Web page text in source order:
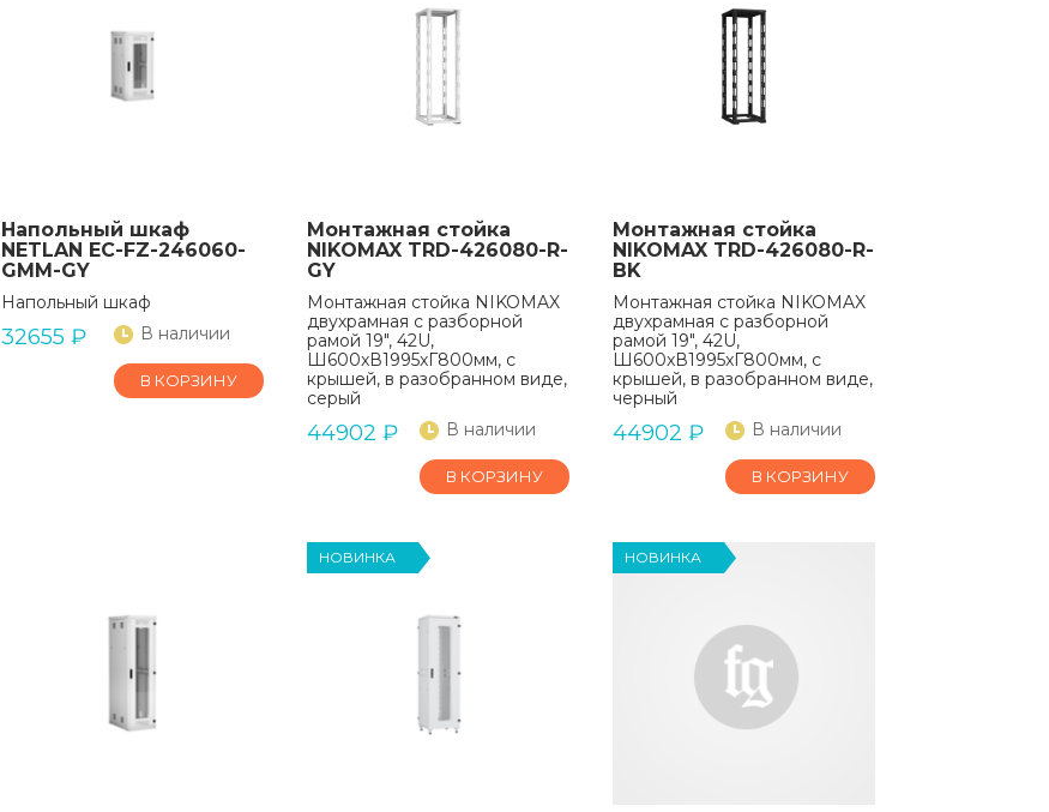
Напольный шкаф
NETLAN EC-FZ-246060-
GMM-GY
Напольный шкаф
32655 ₽ В наличии
В КОРЗИНУ
Монтажная стойка
NIKOMAX TRD-426080-R-
GY
Монтажная стойка NIKOMAX
двухрамная с разборной
рамой 19", 42U,
Ш600xВ1995xГ800мм, с
крышей, в разобранном виде,
серый
44902 ₽ В наличии
В КОРЗИНУ
Монтажная стойка
NIKOMAX TRD-426080-R-
BK
Монтажная стойка NIKOMAX
двухрамная с разборной
рамой 19", 42U,
Ш600xВ1995xГ800мм, с
крышей, в разобранном виде,
черный
44902 ₽ В наличии
В КОРЗИНУ
НОВИНКА НОВИНКА